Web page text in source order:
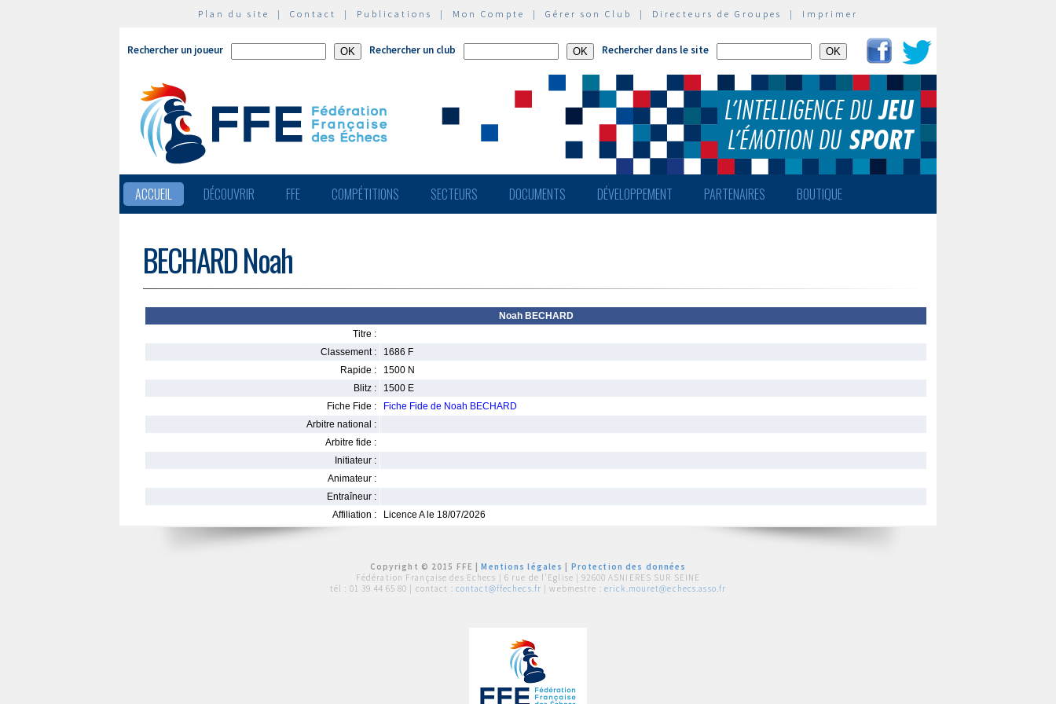
Plan du site | Contact | Publications | Mon Compte | Gérer son Club | Directeurs de Groupes | Imprimer
Rechercher un joueur Rechercher un club Rechercher dans le site
ACCUEIL DÉCOUVRIR FFE COMPÉTITIONS SECTEURS DOCUMENTS DÉVELOPPEMENT PARTENAIRES BOUTIQUE
BECHARD Noah
Noah BECHARD
Titre :
Classement :
1686 F
Rapide :
1500 N
Blitz :
1500 E
Fiche Fide :
Fiche Fide de Noah BECHARD
Arbitre national :
Arbitre fide :
Initiateur :
Animateur :
Entraîneur :
Affiliation :
Licence A le 18/07/2026
Copyright © 2015 FFE |Mentions légales
Protection des données
Fédération Française des Echecs | 6 rue de l'Eglise | 92600 ASNIERES SUR SEINE
tél : 01 39 44 65 80 | contact : contact@ffechecs.fr | webmestre : erick.mouret@echecs.asso.fr